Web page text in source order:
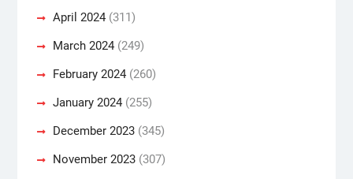
April 2024(311)
March 2024(249)
February 2024(260)
January 2024(255)
December 2023(345)
November 2023(307)